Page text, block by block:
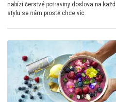
nabízí čerstvé potraviny doslova na
stylu se nám prostě chce víc.